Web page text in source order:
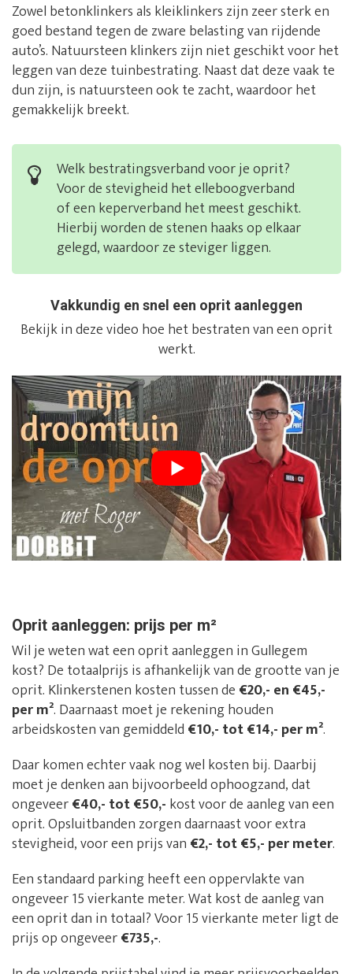
Zowel betonklinkers als kleiklinkers zijn zeer sterk en
goed bestand tegen de zware belasting van rijdende
auto’s. Natuursteen klinkers zijn niet geschikt voor het
leggen van deze tuinbestrating. Naast dat deze vaak te
dun zijn, is natuursteen ook te zacht, waardoor het
gemakkelijk breekt.
Welk bestratingsverband voor je oprit?
Voor de stevigheid het elleboogverband
of een keperverband het meest geschikt.
Hierbij worden de stenen haaks op elkaar
gelegd, waardoor ze steviger liggen.
Vakkundig en snel een oprit aanleggen
Bekijk in deze video hoe het bestraten van een oprit
werkt.
Oprit aanleggen: prijs per m²
Wil je weten wat een oprit aanleggen in Gullegem
kost? De totaalprijs is afhankelijk van de grootte van je
oprit. Klinkerstenen kosten tussen de €20,- en €45,-
per m². Daarnaast moet je rekening houden
arbeidskosten van gemiddeld €10,- tot €14,- per m².
Daar komen echter vaak nog wel kosten bij. Daarbij
moet je denken aan bijvoorbeeld ophoogzand, dat
ongeveer€40,- tot €50,- kost voor de aanleg van een
oprit. Opsluitbanden zorgen daarnaast voor extra
stevigheid, voor een prijs van €2,- tot €5,- per meter.
Een standaard parking heeft een oppervlakte van
ongeveer 15 vierkante meter. Wat kost de aanleg van
een oprit dan in totaal? Voor 15 vierkante meter ligt de
prijs op ongeveer€735,-.